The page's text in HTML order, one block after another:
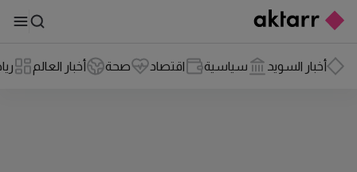
أخبار السويد سياسية اقتصاد صحة أخبار العالم